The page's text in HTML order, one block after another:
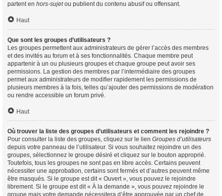
partent en hors-sujetou publient du contenu abusif ou offensant.
Haut
Que sont les groupes d’utilisateurs ?
Les groupes permettent aux administrateurs de gérer l’accès des membres
et des invités au forum et à ses fonctionnalités. Chaque membre peut
appartenir à un ou plusieurs groupes et chaque groupe peut avoir ses
permissions. La gestion des membres par l’intermédiaire des groupes
permet aux administrateurs de modifier rapidement les permissions de
plusieurs membres à la fois, telles qu’ajouter des permissions de modération
ou rendre accessible un forum privé.
Haut
Où trouver la liste des groupes d’utilisateurs et comment les rejoindre ?
Pour consulter la liste des groupes, cliquez sur le lien Groupes d’utilisateurs
depuis votre panneau de l’utilisateur. Si vous souhaitez rejoindre un des
groupes, sélectionnez le groupe désiré et cliquez sur le bouton approprié.
Toutefois, tous les groupes ne sont pas en libre accès. Certains peuvent
nécessiter une approbation, certains sont fermés et d’autres peuvent même
être masqués. Si le groupe est dit « Ouvert », vous pouvez le rejoindre
librement. Si le groupe est dit « À la demande », vous pouvez rejoindre le
groupe mais votre demande nécessitera d’être approuvée par un chef de